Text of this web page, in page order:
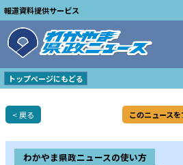
報道資料提供サービス
トップページにもどる
< 戻る このニュース
わかやま県政ニュースの使い方